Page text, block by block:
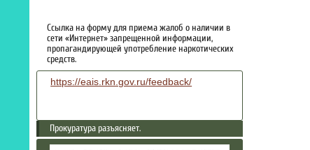
Ссылка на форму для приема жалоб о наличии в
сети «Интернет» запрещенной информации,
пропагандирующей употребление наркотических
средств.
https://eais.rkn.gov.ru/feedback/
Прокуратура разъясняет.